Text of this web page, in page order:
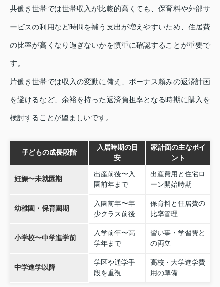
共働き世帯では世帯収入が比較的高くても、保育料や外部サ
ービスの利用など時間を補う支出が増えやすいため、住居費
の比率が高くなり過ぎないかを慎重に確認することが重要で
す。
片働き世帯では収入の変動に備え、ボーナス頼みの返済計画
を避けるなど、余裕を持った返済負担率となる時期に購入を
検討することが望ましいです。
子どもの成長段階
入居時期の目
安
家計面の主なポイ
ント
妊娠〜未就園期
出産前後〜入
園前年まで
出産費用と住宅ロ
ーン開始時期
幼稚園・保育園期
入園前年〜年
少クラス前後
保育料と住居費の
比率管理
小学校〜中学進学前
入学前年〜高
学年まで
習い事・学習費と
の両立
中学進学以降
学区や通学手
段を重視
高校・大学進学費
用の準備